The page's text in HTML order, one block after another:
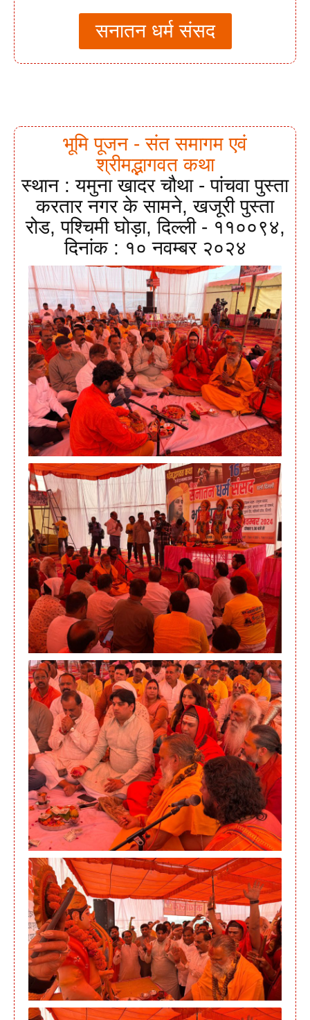
सनातन धर्म संसद
भूमि पूजन - संत समागम एवं
श्रीमद्भागवत कथा
स्थान : यमुना खादर चौथा - पांचवा पुस्ता
करतार नगर के सामने, खजूरी पुस्ता
रोड, पश्चिमी घोड़ा, दिल्ली - ११००९४,
दिनांक : १० नवम्बर २०२४